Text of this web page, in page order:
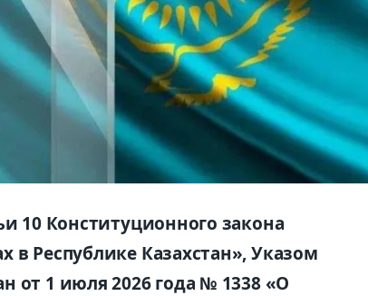
10 Конституционного закона
в Республике Казахстан», Указом
от 1 июля 2026 года № 1338 «О